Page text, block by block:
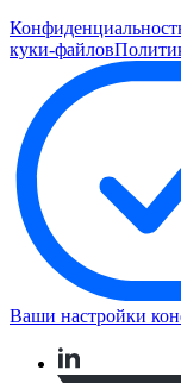
куки-файлов
Ваши настройки